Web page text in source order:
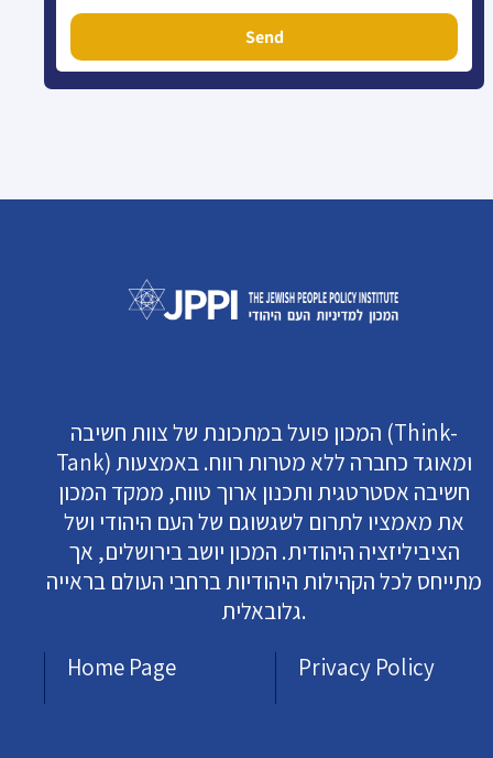
Send
המכון פועל במתכונת של צוות חשיבה (Think-
Tank) ומאוגד כחברה ללא מטרות רווח. באמצעות
חשיבה אסטרטגית ותכנון ארוך טווח, ממקד המכון
את מאמציו לתרום לשגשוגם של העם היהודי ושל
הציביליזציה היהודית. המכון יושב בירושלים, אך
מתייחס לכל הקהילות היהודיות ברחבי העולם בראייה
גלובאלית.
Home Page
Privacy Policy